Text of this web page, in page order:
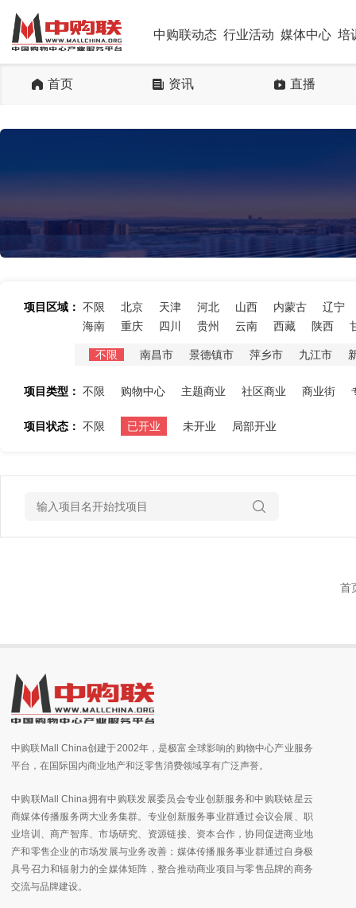
中购联动态 行业活动 媒体中心 培
首页 资讯 直播
项目区域： 不限 北京 天津 河北 山西 内蒙古
辽宁
海南
重庆 四川 贵州 云南 西藏 陕西
不限 南昌市 景德镇市 萍乡市 九江市
项目类型： 不限 购物中心 主题商业 社区商业 商业街
项目状态： 不限 已开业 未开业 局部开业
首
中购联Mall China创建于2002年，是极富全球影响的购物中心产业服务
平台，在国际国内商业地产和泛零售消费领域享有广泛声誉。
中购联Mall China拥有中购联发展委员会专业创新服务和中购联铱星云
商媒体传播服务两大业务集群。专业创新服务事业群通过会议会展、职
业培训、商产智库、市场研究、资源链接、资本合作，协同促进商业地
产和零售企业的市场发展与业务改善；媒体传播服务事业群通过自身极
具号召力和辐射力的全媒体矩阵，整合推动商业项目与零售品牌的商务
交流与品牌建设。